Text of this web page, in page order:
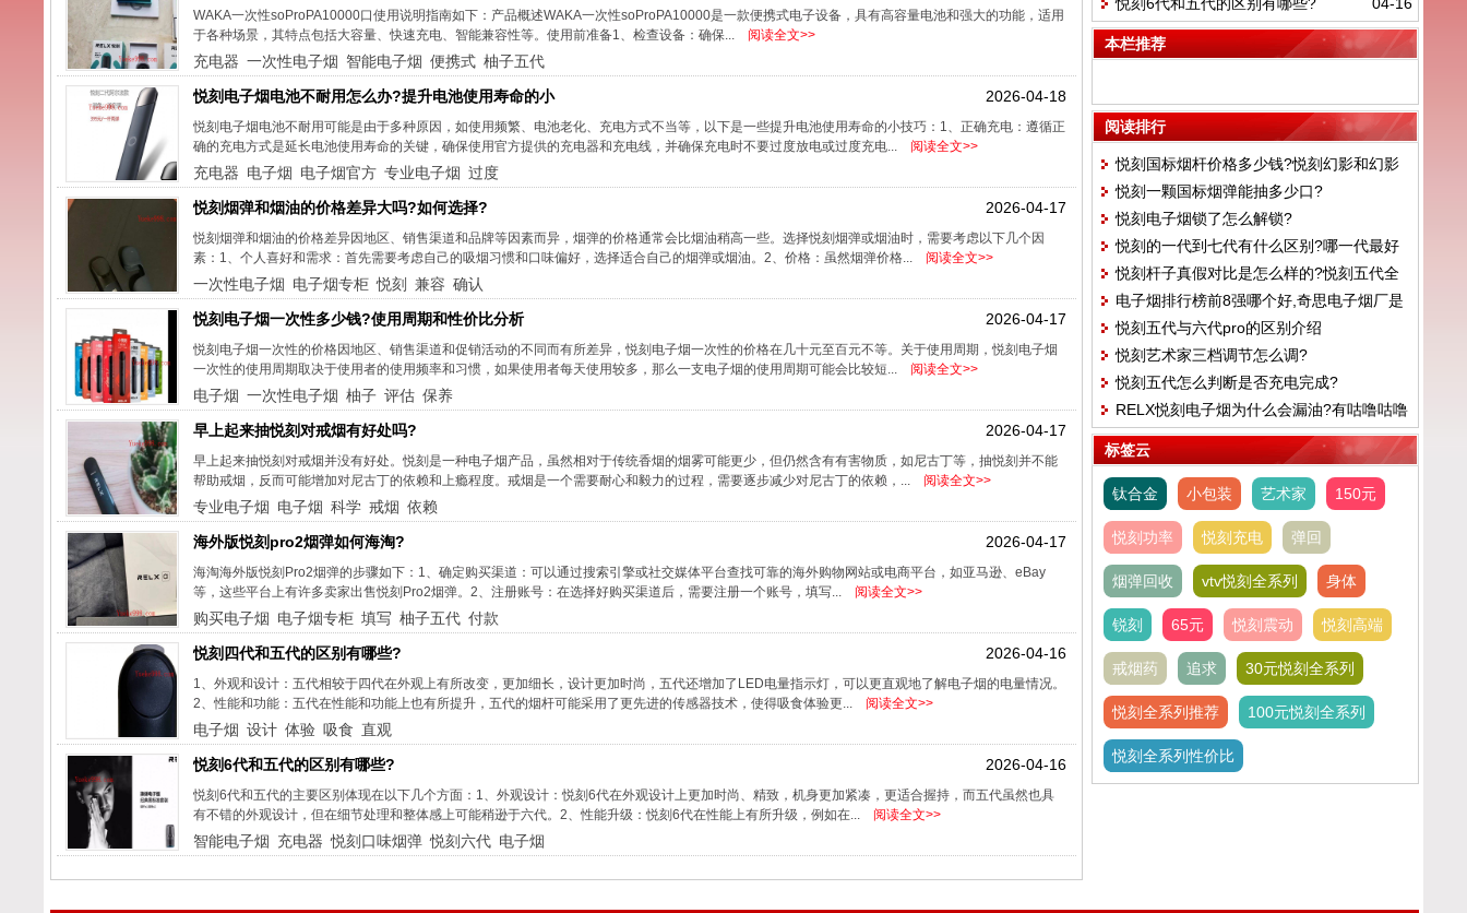
WAKA一次性soProPA10000口使用说明指南如下：产品概述WAKA一次性soProPA10000是一款便携式电子设备，具有高容量电池和强大的功能，适用
于各种场景，其特点包括大容量、快速充电、智能兼容性等。使用前准备1、检查设备：确保...
阅读全文>>
充电器 一次性电子烟 智能电子烟 便携式 柚子五代
2026-04-18
悦刻电子烟电池不耐用怎么办?提升电池使用寿命的小
悦刻电子烟电池不耐用可能是由于多种原因，如使用频繁、电池老化、充电方式不当等，以下是一些提升电池使用寿命的小技巧：1、正确充电：遵循正
确的充电方式是延长电池使用寿命的关键，确保使用官方提供的充电器和充电线，并确保充电时不要过度放电或过度充电...
阅读全文>>
充电器 电子烟 电子烟官方 专业电子烟 过度
2026-04-17
悦刻烟弹和烟油的价格差异大吗?如何选择?
悦刻烟弹和烟油的价格差异因地区、销售渠道和品牌等因素而异，烟弹的价格通常会比烟油稍高一些。选择悦刻烟弹或烟油时，需要考虑以下几个因
素：1、个人喜好和需求：首先需要考虑自己的吸烟习惯和口味偏好，选择适合自己的烟弹或烟油。2、价格：虽然烟弹价格...
阅读全文>>
一次性电子烟 电子烟专柜 悦刻 兼容 确认
2026-04-17
悦刻电子烟一次性多少钱?使用周期和性价比分析
悦刻电子烟一次性的价格因地区、销售渠道和促销活动的不同而有所差异，悦刻电子烟一次性的价格在几十元至百元不等。关于使用周期，悦刻电子烟
一次性的使用周期取决于使用者的使用频率和习惯，如果使用者每天使用较多，那么一支电子烟的使用周期可能会比较短...
阅读全文>>
电子烟 一次性电子烟 柚子 评估 保养
2026-04-17
早上起来抽悦刻对戒烟有好处吗?
早上起来抽悦刻对戒烟并没有好处。悦刻是一种电子烟产品，虽然相对于传统香烟的烟雾可能更少，但仍然含有有害物质，如尼古丁等，抽悦刻并不能
帮助戒烟，反而可能增加对尼古丁的依赖和上瘾程度。戒烟是一个需要耐心和毅力的过程，需要逐步减少对尼古丁的依赖，...
阅读全文>>
专业电子烟 电子烟 科学 戒烟 依赖
2026-04-17
海外版悦刻pro2烟弹如何海淘?
海淘海外版悦刻Pro2烟弹的步骤如下：1、确定购买渠道：可以通过搜索引擎或社交媒体平台查找可靠的海外购物网站或电商平台，如亚马逊、eBay
等，这些平台上有许多卖家出售悦刻Pro2烟弹。2、注册账号：在选择好购买渠道后，需要注册一个账号，填写...
阅读全文>>
购买电子烟 电子烟专柜 填写 柚子五代 付款
2026-04-16
悦刻四代和五代的区别有哪些?
1、外观和设计：五代相较于四代在外观上有所改变，更加细长，设计更加时尚，五代还增加了LED电量指示灯，可以更直观地了解电子烟的电量情况。
2、性能和功能：五代在性能和功能上也有所提升，五代的烟杆可能采用了更先进的传感器技术，使得吸食体验更...
阅读全文>>
电子烟 设计 体验 吸食 直观
2026-04-16
悦刻6代和五代的区别有哪些?
悦刻6代和五代的主要区别体现在以下几个方面：1、外观设计：悦刻6代在外观设计上更加时尚、精致，机身更加紧凑，更适合握持，而五代虽然也具
有不错的外观设计，但在细节处理和整体感上可能稍逊于六代。2、性能升级：悦刻6代在性能上有所升级，例如在...
阅读全文>>
智能电子烟 充电器 悦刻口味烟弹 悦刻六代 电子烟
本栏推荐
阅读排行
悦刻国标烟杆价格多少钱?悦刻幻影和幻影
pro区别
悦刻一颗国标烟弹能抽多少口?
悦刻电子烟锁了怎么解锁?
悦刻的一代到七代有什么区别?哪一代最好
用
悦刻杆子真假对比是怎么样的?悦刻五代全
码是什么意思
电子烟排行榜前8强哪个好,奇思电子烟厂是
黑厂吗
悦刻五代与六代pro的区别介绍
悦刻艺术家三档调节怎么调?
悦刻五代怎么判断是否充电完成?
RELX悦刻电子烟为什么会漏油?有咕噜咕噜
的声音
标签云
钛合金 小包装 艺术家 150元
悦刻功率 悦刻充电 弹回
烟弹回收 vtv悦刻全系列 身体
锐刻 65元 悦刻震动 悦刻高端
戒烟药 追求 30元悦刻全系列
悦刻全系列推荐 100元悦刻全系列
悦刻全系列性价比